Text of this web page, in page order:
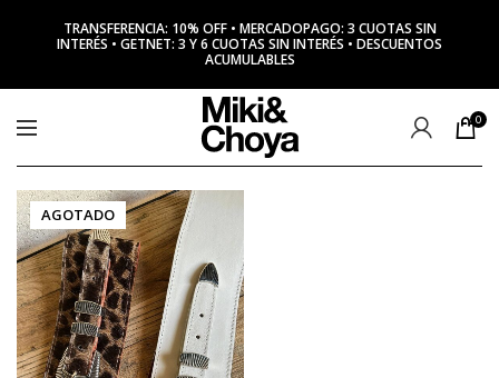
0
AGOTADO
TRANSFERENCIA: 10% OFF • MERCADOPAGO: 3 CUOTAS SIN
INTERÉS • GETNET: 3 Y 6 CUOTAS SIN INTERÉS • DESCUENTOS
ACUMULABLES